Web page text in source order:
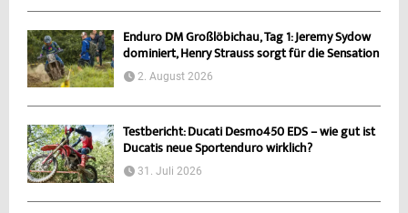
Enduro DM Großlöbichau, Tag 1: Jeremy Sydow
dominiert, Henry Strauss sorgt für die Sensation
2. August 2026
Testbericht: Ducati Desmo450 EDS – wie gut ist
Ducatis neue Sportenduro wirklich?
31. Juli 2026